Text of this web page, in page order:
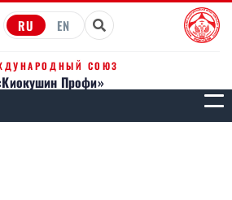
RU EN
СОЮЗ
Профи»